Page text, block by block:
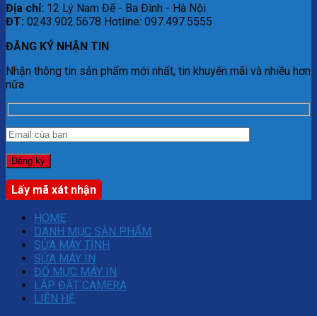
Địa chỉ: 12 Lý Nam Đế - Ba Đình - Hà Nội
ĐT: 0243.902.5678 Hotline: 097.497.5555
ĐĂNG KÝ NHẬN TIN
Nhận thông tin sản phẩm mới nhất, tin khuyến mãi và nhiều hơn
nữa.
Lấy mã xát nhận
HOME
DANH MỤC SẢN PHẨM
SỬA MÁY TÍNH
SỬA MÁY IN
ĐỔ MỰC MÁY IN
LẮP ĐẶT CAMERA
LIÊN HỆ